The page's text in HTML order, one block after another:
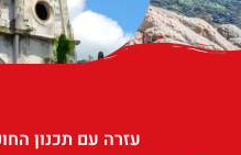
עזרה עם תכנון